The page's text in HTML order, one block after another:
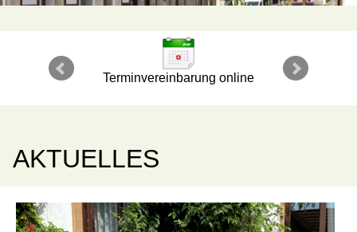
Terminvereinbarung online
AKTUELLES